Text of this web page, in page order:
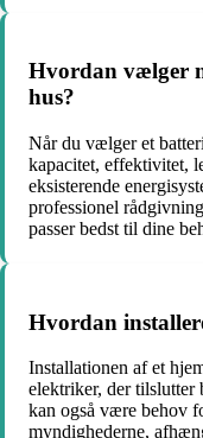
Hvordan vælger
hus?
Når du vælger et
kapacitet, effektivitet,
eksisterende
professionel
passer bedst til dine
Hvordan
Installationen af et
elektriker, der tilslutter
kan også være behov
myndighederne,